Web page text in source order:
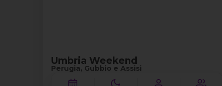
Umbria Weekend
Perugia, Gubbio e Assisi